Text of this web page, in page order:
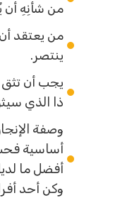
من شأنِهِ أن
من يعتقد
ينتصر.
يجب أن
ذا الذي
وصفة
أساسية
أفضل ما
وكن أحد